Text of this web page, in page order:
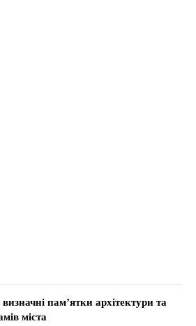
пам’ятки архітектури та
міста